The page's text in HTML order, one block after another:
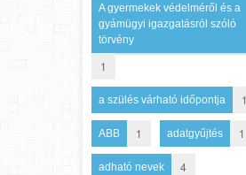
A gyermekek védelméről és a
gyámügyi igazgatásról szóló
törvény
1
a szülés várható időpontja 1
ABB 1 adatgyűjtés 1
adható nevek 4